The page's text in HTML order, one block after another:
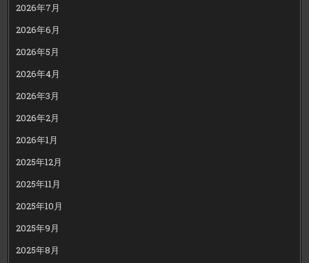
2026年7月
2026年6月
2026年5月
2026年4月
2026年3月
2026年2月
2026年1月
2025年12月
2025年11月
2025年10月
2025年9月
2025年8月